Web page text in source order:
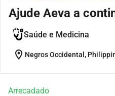
Ajude Aeva a
Saúde e Medicina
location_on Negros Occidental,
Arrecadado